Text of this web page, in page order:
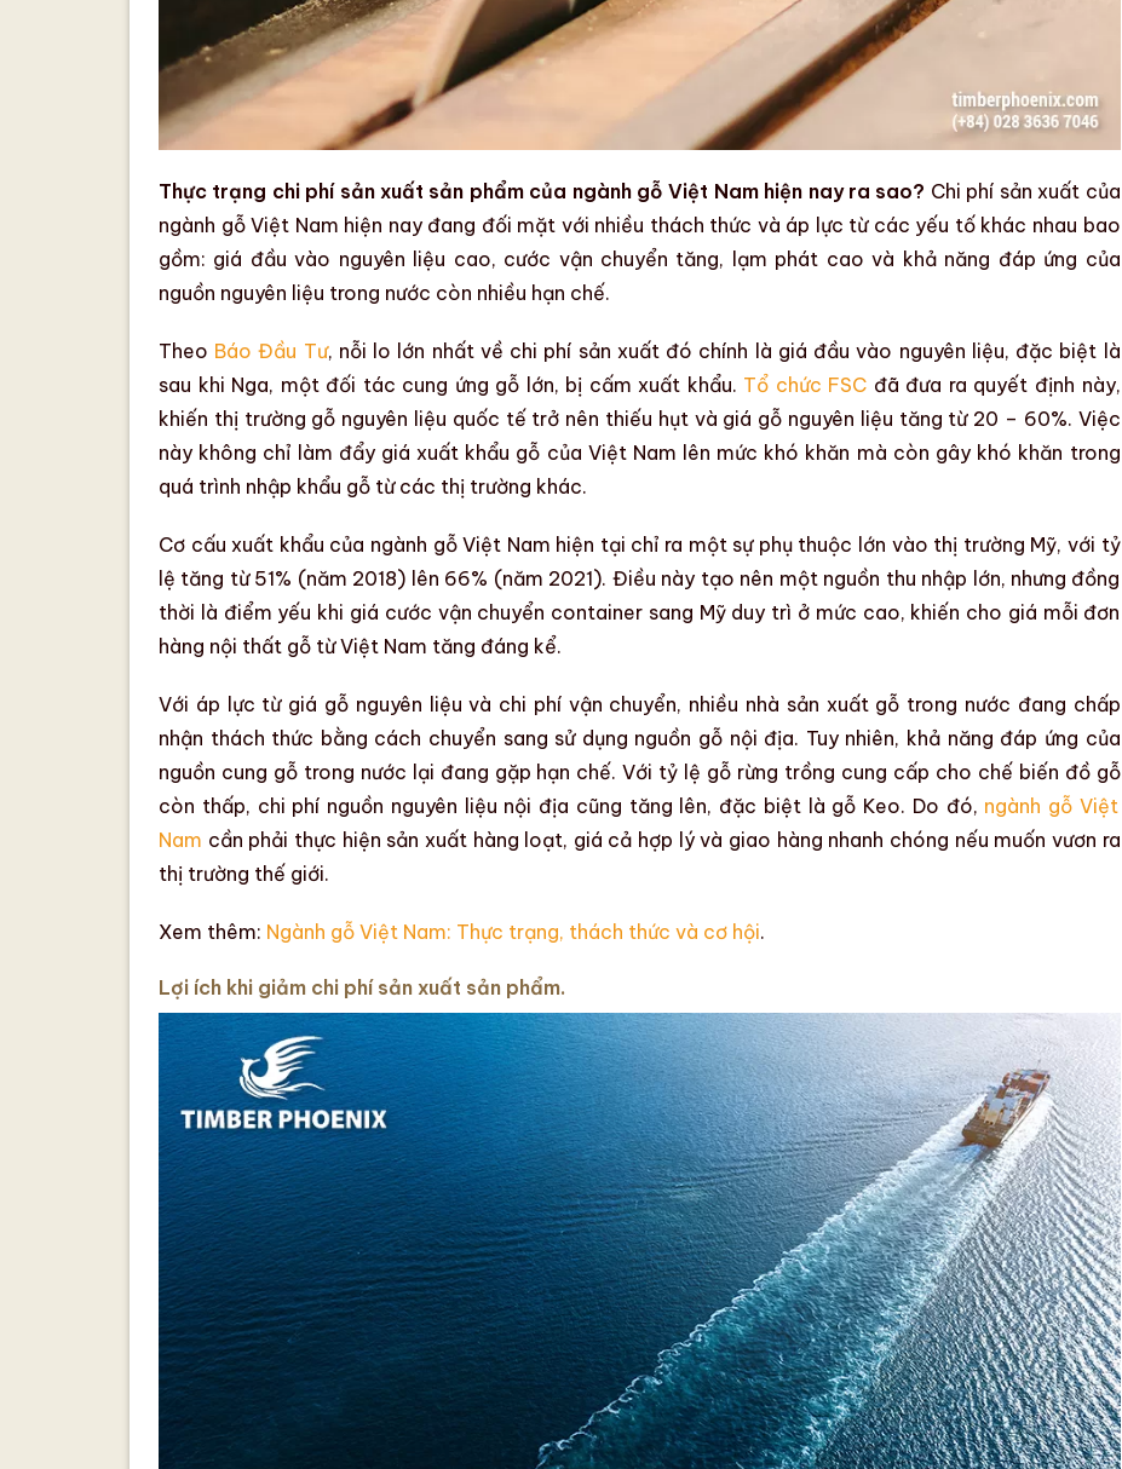
Thực trạng chi phí sản xuất sản phẩm của ngành gỗ Việt Nam hiện nay ra sao? Chi phí sản xuất của
ngành gỗViệt Nam hiện nay đang đối mặt với nhiều thách thức và áp lực từ các yếu tố khác nhau bao
gồm: giá đầu vào nguyên liệu cao, cước vận chuyển tăng, lạm phát cao và khả năng đáp ứng của
nguồn nguyên liệu trong nước còn nhiều hạn chế.
Theo Báo Đầu Tư, nỗi lo lớn nhất về chi phí sản xuấtđó chính là giá đầu vào nguyên liệu, đặc biệt là
sau khi Nga, một đối tác cung ứng gỗ lớn, bị cấm xuất khẩu. Tổ chức FSC đã đưa ra quyết định này,
khiến thị trường gỗ nguyên liệu quốc tế trở nên thiếu hụt và giá gỗ nguyên liệu tăng từ 20 – 60%. Việc
này không chỉ làm đẩy giá xuất khẩu gỗ của Việt Nam lên mức khó khăn mà còn gây khó khăn trong
quá trình nhập khẩu gỗ từ các thị trường khác.
Cơ cấu xuất khẩu của ngành gỗ Việt Nam hiện tại chỉ ra một sự phụ thuộc lớn vào thị trường Mỹ, với tỷ
lệ tăng từ 51% (năm 2018) lên 66% (năm 2021). Điều này tạo nên một nguồn thu nhập lớn, nhưng đồng
thời là điểm yếu khi giá cước vận chuyển container sang Mỹ duy trì ở mức cao, khiến cho giá mỗi đơn
hàng nội thất gỗ từ Việt Nam tăng đáng kể.
Với áp lực từ giá gỗ nguyên liệu và chi phí vận chuyển, nhiều nhà sản xuất gỗ trong nước đang chấp
nhận thách thức bằng cách chuyển sang sử dụng nguồn gỗ nội địa. Tuy nhiên, khả năng đáp ứng của
nguồn cung gỗ trong nước lại đang gặp hạn chế. Với tỷ lệ gỗ rừng trồng cung cấp cho chế biến đồ gỗ
còn thấp, chi phí nguồn nguyên liệu nội địa cũng tăng lên, đặc biệt là gỗ Keo. Do đó, ngành gỗ Việt
Nam cần phải thực hiện sản xuất hàng loạt, giá cả hợp lývà giao hàng nhanh chóng nếu muốn vươn ra
thị trường thế giới.
Xem thêm: Ngành gỗ Việt Nam: Thực trạng, thách thức và cơ hội.
Lợi ích khi giảm chi phí sản xuất sản phẩm.